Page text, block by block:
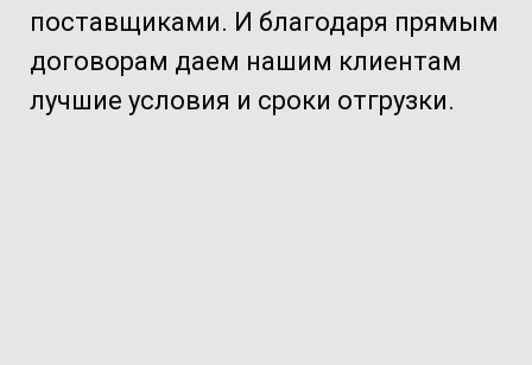
поставщиками. И благодаря прямым
договорам даем нашим клиентам
лучшие условия и сроки отгрузки.